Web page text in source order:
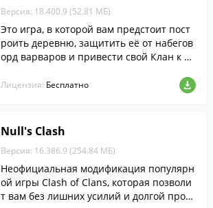
Версия: 18.400.9 (52.81 МБ)
Это игра, в которой вам предстоит пост
роить деревню, защитить её от набегов
орд варваров и привести свой Клан к по
Лицензия: Бесплатно
Null's Clash
Версия: 16.386.9 (254.84 МБ)
Неофициальная модификация популярн
ой игры Clash of Clans, которая позволи
т вам без лишних усилий и долгой прока